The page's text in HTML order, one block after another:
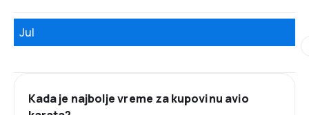
Jul
Kada je najbolje vreme za kupovinu avio